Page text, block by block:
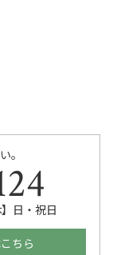
。
日・祝日
ちら